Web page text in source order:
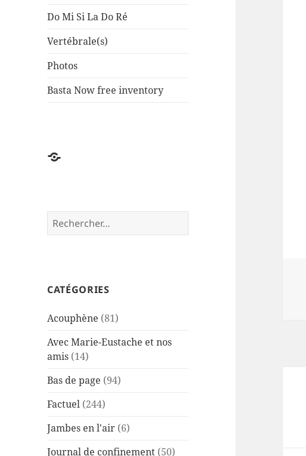
Do Mi Si La Do Ré
Vertébrale(s)
Photos
Basta Now free inventory
Factuel
Rechercher :
CATÉGORIES
Acouphène (81)
Avec Marie-Eustache et nos
amis (14)
Bas de page (94)
Factuel (244)
Jambes en l'air (6)
Journal de confinement (50)